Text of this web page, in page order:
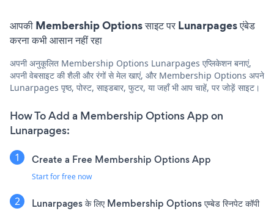
आपकी Membership Options साइट पर Lunarpages एंबेड
करना कभी आसान नहीं रहा
अपनी अनुकूलित Membership Options Lunarpages एप्लिकेशन बनाएं,
अपनी वेबसाइट की शैली और रंगों से मेल खाएं, और Membership Options अपने
Lunarpages पृष्ठ, पोस्ट, साइडबार, फुटर, या जहाँ भी आप चाहें, पर जोड़ें साइट।
How To Add a Membership Options App on
Lunarpages:
Create a Free Membership Options App
Start for free now
Lunarpages के लिए Membership Options एम्बेड स्निपेट कॉपी